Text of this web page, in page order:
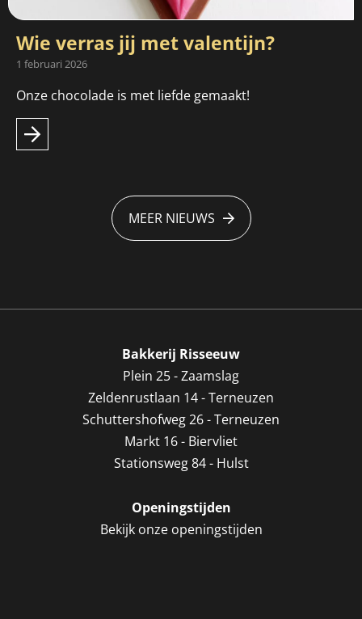
Wie verras jij met valentijn?
1 februari 2026
Onze chocolade is met liefde gemaakt!
MEER NIEUWS
Bakkerij Risseeuw
Plein 25 - Zaamslag
Zeldenrustlaan 14 - Terneuzen
Schuttershofweg 26 - Terneuzen
Markt 16 - Biervliet
Stationsweg 84 - Hulst
Openingstijden
Bekijk onze openingstijden